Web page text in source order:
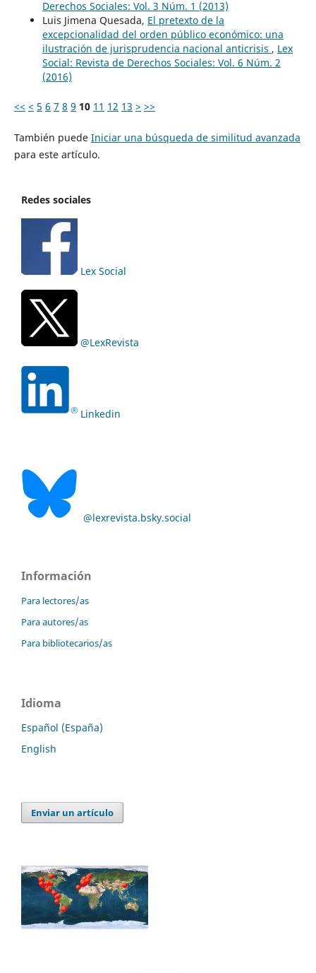
Derechos Sociales: Vol. 3 Núm. 1 (2013)
Luis Jimena Quesada, El pretexto de la
excepcionalidad del orden público económico: una
ilustración de jurisprudencia nacional anticrisis , Lex
Social: Revista de Derechos Sociales: Vol. 6 Núm. 2
(2016)
<< < 5 6 7 8 9 10 11 12 13 > >>
También puede Iniciar una búsqueda de similitud avanzada
para este artículo.
Redes sociales
Lex Social
@LexRevista
Linkedin
@lexrevista.bsky.social
Información
Para lectores/as
Para autores/as
Para bibliotecarios/as
Idioma
Español (España)
English
Enviar un artículo